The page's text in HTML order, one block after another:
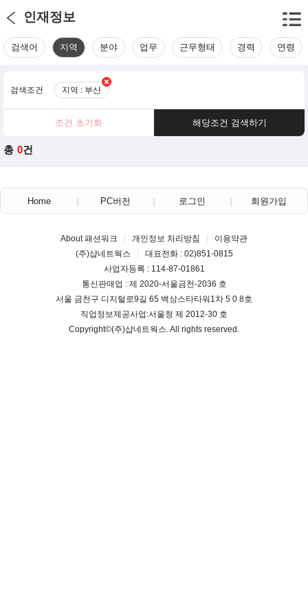
인재정보
검색어 지역 분야 업무 근무형태 경력 연령
검색조건 지역 : 부산
조건 초기화 해당조건 검색하기
총 0건
Home PC버전 로그인 회원가입
About 패션워크 개인정보 처리방침
이용약관
(주)샵네트웍스
대표전화 : 02)851-0815
사업자등록 : 114-87-01861
통신판매업 : 제 2020-서울금천-2036 호
서울 금천구 디지털로9길 65 백상스타타워1차 5 0 8호
직업정보제공사업:서울청 제 2012-30 호
Copyright©(주)샵네트웍스. All rights reserved.